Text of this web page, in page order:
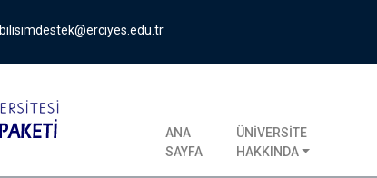
bilisimdestek@erciyes.edu.tr
ANA
SAYFA
ÜNİVERSİTE
HAKKINDA